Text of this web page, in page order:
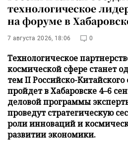
технологическое
на форуме в
7 августа 2026, 18:06 0
Технологическое
космической сфере станет
тем II Российско-
пройдет в Хабаровске 4–6
деловой программы
проведут стратегическую
роли инноваций и
развитии экономики.